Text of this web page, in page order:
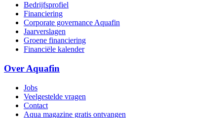
Bedrijfsprofiel
Financiering
Corporate governance Aquafin
Jaarverslagen
Groene financiering
Financiële kalender
Over Aquafin
Jobs
Veelgestelde vragen
Contact
Aqua magazine gratis ontvangen